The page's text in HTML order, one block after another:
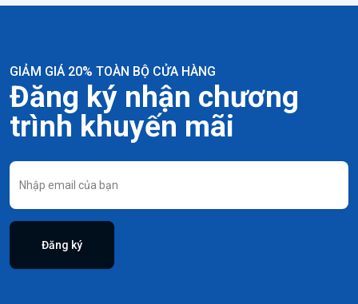
GIẢM GIÁ 20% TOÀN BỘ CỬA HÀNG
Đăng ký nhận chương
trình khuyến mãi
Đăng ký